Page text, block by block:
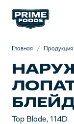
Главная /
Top Blade, 114D